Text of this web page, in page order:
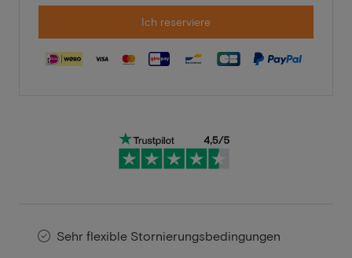
Ich reserviere
Sehr flexible Stornierungsbedingungen